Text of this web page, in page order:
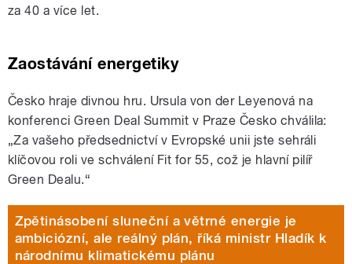
za 40 a více let.
Zaostávání energetiky
Česko hraje divnou hru. Ursula von der Leyenová na
konferenci Green Deal Summit v Praze Česko chválila:
„Za vašeho předsednictví v Evropské unii jste sehráli
klíčovou roli ve schválení Fit for 55, což je hlavní pilíř
Green Dealu.“
Zpětinásobení sluneční a větrné energie je
ambiciózní, ale reálný plán, říká ministr Hladík k
národnímu klimatickému plánu